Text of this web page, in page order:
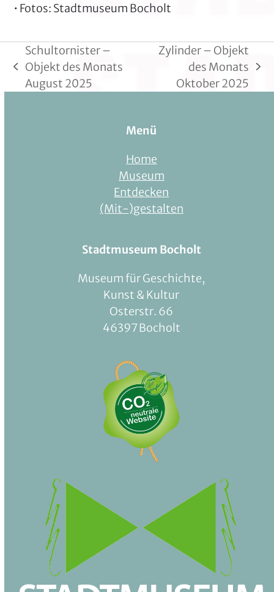
• Fotos: Stadtmuseum Bocholt
vorheriger
Beitrag:
Schultornister –
Objekt des Monats
August 2025
Nächster
Beitrag:
Zylinder – Objekt
des Monats
Oktober 2025
Menü
Home
Museum
Entdecken
(Mit-)gestalten
Stadtmuseum Bocholt
Museum für Geschichte,
Kunst & Kultur
Osterstr. 66
46397 Bocholt